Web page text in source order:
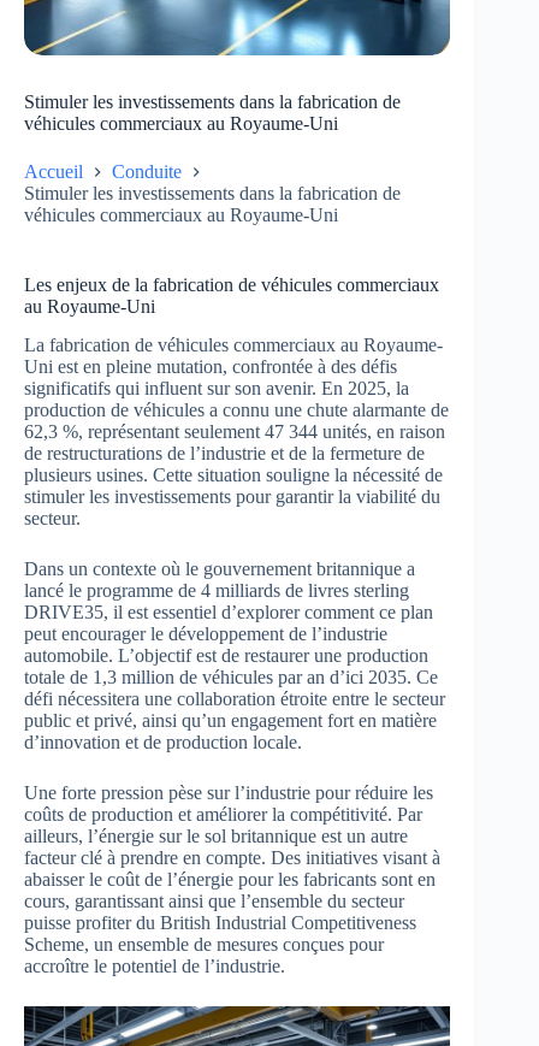
Stimuler les investissements dans la fabrication de
véhicules commerciaux au Royaume-Uni
Accueil
Conduite
Stimuler les investissements dans la fabrication de
véhicules commerciaux au Royaume-Uni
Les enjeux de la fabrication de véhicules commerciaux
au Royaume-Uni
La fabrication de véhicules commerciaux au Royaume-
Uni est en pleine mutation, confrontée à des défis
significatifs qui influent sur son avenir. En 2025, la
production de véhicules a connu une chute alarmante de
62,3 %, représentant seulement 47 344 unités, en raison
de restructurations de l’industrie et de la fermeture de
plusieurs usines. Cette situation souligne la nécessité de
stimuler les investissements pour garantir la viabilité du
secteur.
Dans un contexte où le gouvernement britannique a
lancé le programme de 4 milliards de livres sterling
DRIVE35, il est essentiel d’explorer comment ce plan
peut encourager le développement de l’industrie
automobile. L’objectif est de restaurer une production
totale de 1,3 million de véhicules par an d’ici 2035. Ce
défi nécessitera une collaboration étroite entre le secteur
public et privé, ainsi qu’un engagement fort en matière
d’innovation et de production locale.
Une forte pression pèse sur l’industrie pour réduire les
coûts de production et améliorer la compétitivité. Par
ailleurs, l’énergie sur le sol britannique est un autre
facteur clé à prendre en compte. Des initiatives visant à
abaisser le coût de l’énergie pour les fabricants sont en
cours, garantissant ainsi que l’ensemble du secteur
puisse profiter du British Industrial Competitiveness
Scheme, un ensemble de mesures conçues pour
accroître le potentiel de l’industrie.